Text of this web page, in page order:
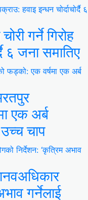
गर्ने गिरोह
६ जना समातिए
एक अर्ब
उच्च चाप
गर्नेलाई